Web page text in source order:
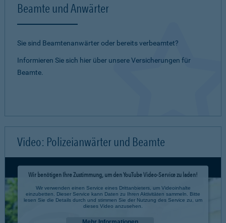
Beamte und Anwärter
Sie sind Beamtenanwärter oder bereits verbeamtet?
Informieren Sie sich hier über unsere Versicherungen für
Beamte.
Video: Polizeianwärter und Beamte
Wir benötigen Ihre Zustimmung, um den YouTube Video-Service zu laden!
Wir verwenden einen Service eines Drittanbieters, um Videoinhalte
einzubetten. Dieser Service kann Daten zu Ihren Aktivitäten sammeln. Bitte
lesen Sie die Details durch und stimmen Sie der Nutzung des Service zu, um
dieses Video anzusehen.